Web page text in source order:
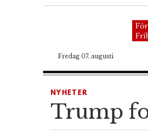
Fredag 07. augusti
NYHETER
Trump